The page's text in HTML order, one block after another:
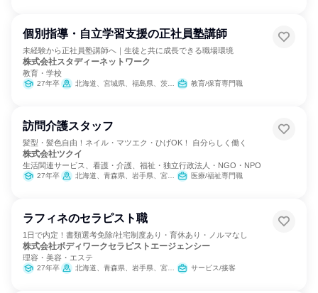
個別指導・自立学習支援の正社員塾講師
未経験から正社員塾講師へ｜生徒と共に成長できる職場環境
株式会社スタディーネットワーク
教育・学校
27年卒 北海道、宮城県、福島県、茨城県、栃木県、群馬県、埼玉県、千葉県、東京都、神奈川県、新潟県、石川県、山梨県、長野県、岐阜県、静岡県、愛知県、三重県、滋賀県、京都府、大阪府、兵庫県、岡山県、広島県、香川県、福岡県、熊本県 教育/保育専門職
訪問介護スタッフ
髪型・髪色自由！ネイル・マツエク・ひげOK！ 自分らしく働く
株式会社ツクイ
生活関連サービス、看護・介護、福祉・独立行政法人・NGO・NPO
27年卒 北海道、青森県、岩手県、宮城県、秋田県、山形県、福島県、茨城県、栃木県、群馬県、埼玉県、千葉県、東京都、神奈川県、新潟県、富山県、石川県、福井県、山梨県、長野県、岐阜県、静岡県、愛知県、三重県、滋賀県、京都府、大阪府、兵庫県、奈良県、和歌山県、鳥取県、島根県、岡山県、広島県、山口県、徳島県、香川県、愛媛県、高知県、福岡県、佐賀県、長崎県、熊本県、大分県、宮崎県、鹿児島県、沖縄県 医療/福祉専門職
ラフィネのセラピスト職
1日で内定！書類選考免除/社宅制度あり・育休あり・ノルマなし
株式会社ボディワークセラピストエージェンシー
理容・美容・エステ
27年卒 北海道、青森県、岩手県、宮城県、秋田県、山形県、福島県、茨城県、栃木県、群馬県、埼玉県、千葉県、東京都、神奈川県、新潟県、富山県、石川県、福井県、山梨県、長野県、岐阜県、静岡県、愛知県、三重県、滋賀県、京都府、大阪府、兵庫県、奈良県、和歌山県、鳥取県、島根県、岡山県、広島県、山口県、徳島県、香川県、愛媛県、高知県、福岡県、佐賀県、長崎県、熊本県、大分県、宮崎県、鹿児島県、沖縄県 サービス/接客